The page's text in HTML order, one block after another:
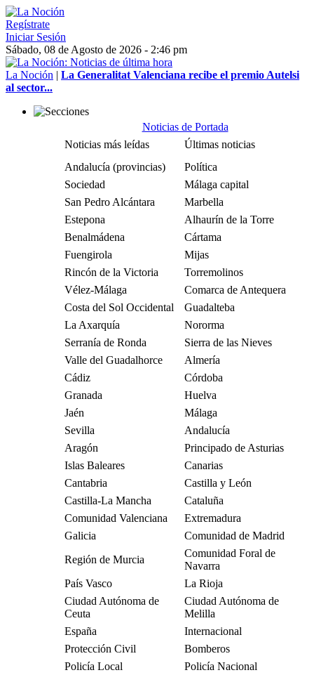
Regístrate
Iniciar Sesión
Sábado, 08 de Agosto de 2026 - 2:46 pm
La Noción | La Generalitat Valenciana recibe el premio Autelsi
al sector...
Noticias de Portada
Noticias más leídas
Últimas noticias
Andalucía (provincias)
Política
Sociedad
Málaga capital
San Pedro Alcántara
Marbella
Estepona
Alhaurín de la Torre
Benalmádena
Cártama
Fuengirola
Mijas
Rincón de la Victoria
Torremolinos
Vélez-Málaga
Comarca de Antequera
Costa del Sol Occidental
Guadalteba
La Axarquía
Nororma
Serranía de Ronda
Sierra de las Nieves
Valle del Guadalhorce
Almería
Cádiz
Córdoba
Granada
Huelva
Jaén
Málaga
Sevilla
Andalucía
Aragón
Principado de Asturias
Islas Baleares
Canarias
Cantabria
Castilla y León
Castilla-La Mancha
Cataluña
Comunidad Valenciana
Extremadura
Galicia
Comunidad de Madrid
Región de Murcia
Comunidad Foral de
Navarra
País Vasco
La Rioja
Ciudad Autónoma de
Ceuta
Ciudad Autónoma de
Melilla
España
Internacional
Protección Civil
Bomberos
Policía Local
Policía Nacional